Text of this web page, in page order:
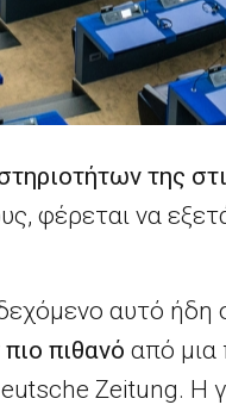
της
φέρεται να
αυτό
πιο πιθανό από
Zeitung. Η